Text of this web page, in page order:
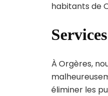
habitants de
À Orgères,
éliminer les